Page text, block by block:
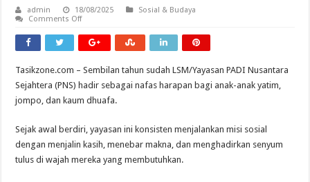
admin 18/08/2025
Sosial & Budaya
Comments Offon
Tahun
Menjadi
:
Yayasan
PADI
Konsisten
di
Kota
Tasikmalaya
Tasikzone.com – Sembilan tahun sudah LSM/Yayasan PADI Nusantara
Sejahtera (PNS) hadir sebagai nafas harapan bagi anak-anak yatim,
jompo, dan kaum dhuafa.
Sejak awal berdiri, yayasan ini konsisten menjalankan misi sosial
dengan menjalin kasih, menebar makna, dan menghadirkan senyum
tulus di wajah mereka yang membutuhkan.